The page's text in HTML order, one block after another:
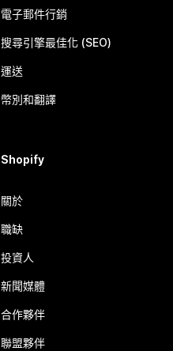
電子郵件行銷
搜尋引擎最佳化 (SEO)
運送
幣別和翻譯
Shopify
關於
職缺
投資人
新聞媒體
合作夥伴
聯盟夥伴